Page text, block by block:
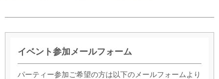
イベント参加メールフォーム
パーティー参加ご希望の方は以下のメールフォームより